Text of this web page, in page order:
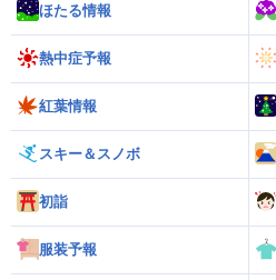
ほたる情報
熱中症予報
紅葉情報
スキー＆スノボ
初詣
服装予報